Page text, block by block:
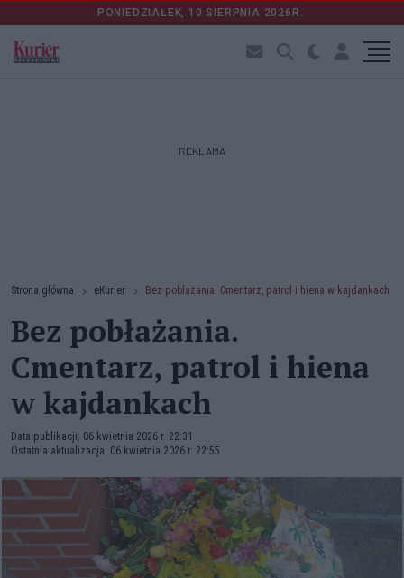
PONIEDZIAŁEK, 10 SIERPNIA 2026R.
REKLAMA
Strona główna eKurier Bez pobłażania. Cmentarz, patrol i hiena w kajdankach
Bez pobłażania.
Cmentarz, patrol i hiena
w kajdankach
Data publikacji: 06 kwietnia 2026 r. 22:31
Ostatnia aktualizacja: 06 kwietnia 2026 r. 22:55